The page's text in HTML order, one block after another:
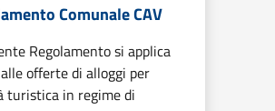
Comunale CAV
Regolamento si applica
offerte di alloggi per
turistica in regime di